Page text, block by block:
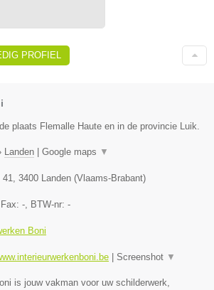
PROFIEL
plaats Flemalle Haute en in de provincie Luik.
Landen Google maps ▼
41, 3400 Landen (Vlaams-Brabant)
-, BTW-nr: -
Boni
Screenshot ▼
is jouw vakman voor uw schilderwerk,